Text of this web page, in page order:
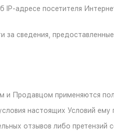
адресе посетителя
за сведения,
и Продавцом применяются
настоящих Условий
отзывов либо